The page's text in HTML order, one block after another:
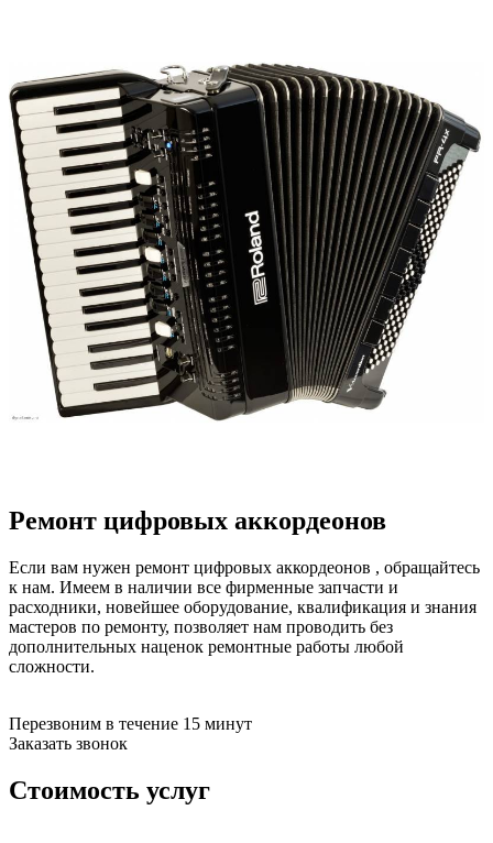
авто акустики, автомобильной акустики
авто мониторов
автохолодильников
автокондиционера
автоматики для генераторов
автоматики управления
автоматики вентустановок
автомобильных телевизоров
автомоек
автотрансформаторов
багги
бактерицидной лампы
беговых дорожек
бензобуров
бензогенераторов
бензоножниц
бензопил
бензорезов
безменов
биноклей
блендеров
блинниц
блоков автоматики насосов
блоков диспетчеризации
блоков управления
бойлеров
брудеров
Ремонт цифровых аккордеонов
Если вам нужен ремонт цифровых аккордеонов , обращайтесь
к нам. Имеем в наличии все фирменные запчасти и
расходники, новейшее оборудование, квалификация и знания
мастеров по ремонту, позволяет нам проводить без
дополнительных наценок ремонтные работы любой
сложности.
Перезвоним в течение 15 минут
Заказать звонок
Стоимость услуг